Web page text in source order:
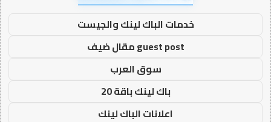
خدمات الباك لينك والجيست
guest post مقال ضيف
سوق العرب
باك لينك باقة 20
اعلانات الباك لينك